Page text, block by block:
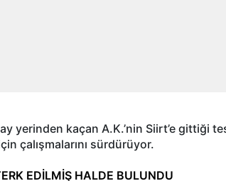
yerinden kaçan A.K.’nin Siirt’e gittiği
çalışmalarını sürdürüyor.
EDİLMİŞ HALDE BULUNDU